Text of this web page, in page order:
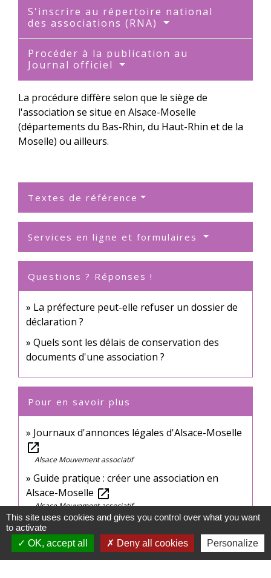
S'inscrire au répertoire national
des associations (RNA)
Procéder à la publication au
Journal officiel
La procédure diffère selon que le siège de
l'association se situe en Alsace-Moselle
(départements du Bas-Rhin, du Haut-Rhin et de la
Moselle) ou ailleurs.
Textes de référence
Services en ligne et formulaires
Questions ? Réponses !
La préfecture peut-elle refuser un dossier de
déclaration ?
Quels sont les délais de conservation des
documents d'une association ?
Pour en savoir plus
Journaux d'annonces légales d'Alsace-Moselle
open_in_new
Alsace Mouvement associatif
Guide pratique : créer une association en
Alsace-Moselle open_in_new
Alsace Mouvement associatif
Signaler une erreur sur cette page
This site uses cookies and gives you control over what you want
to activate
OK, accept all
Deny all cookies Personalize